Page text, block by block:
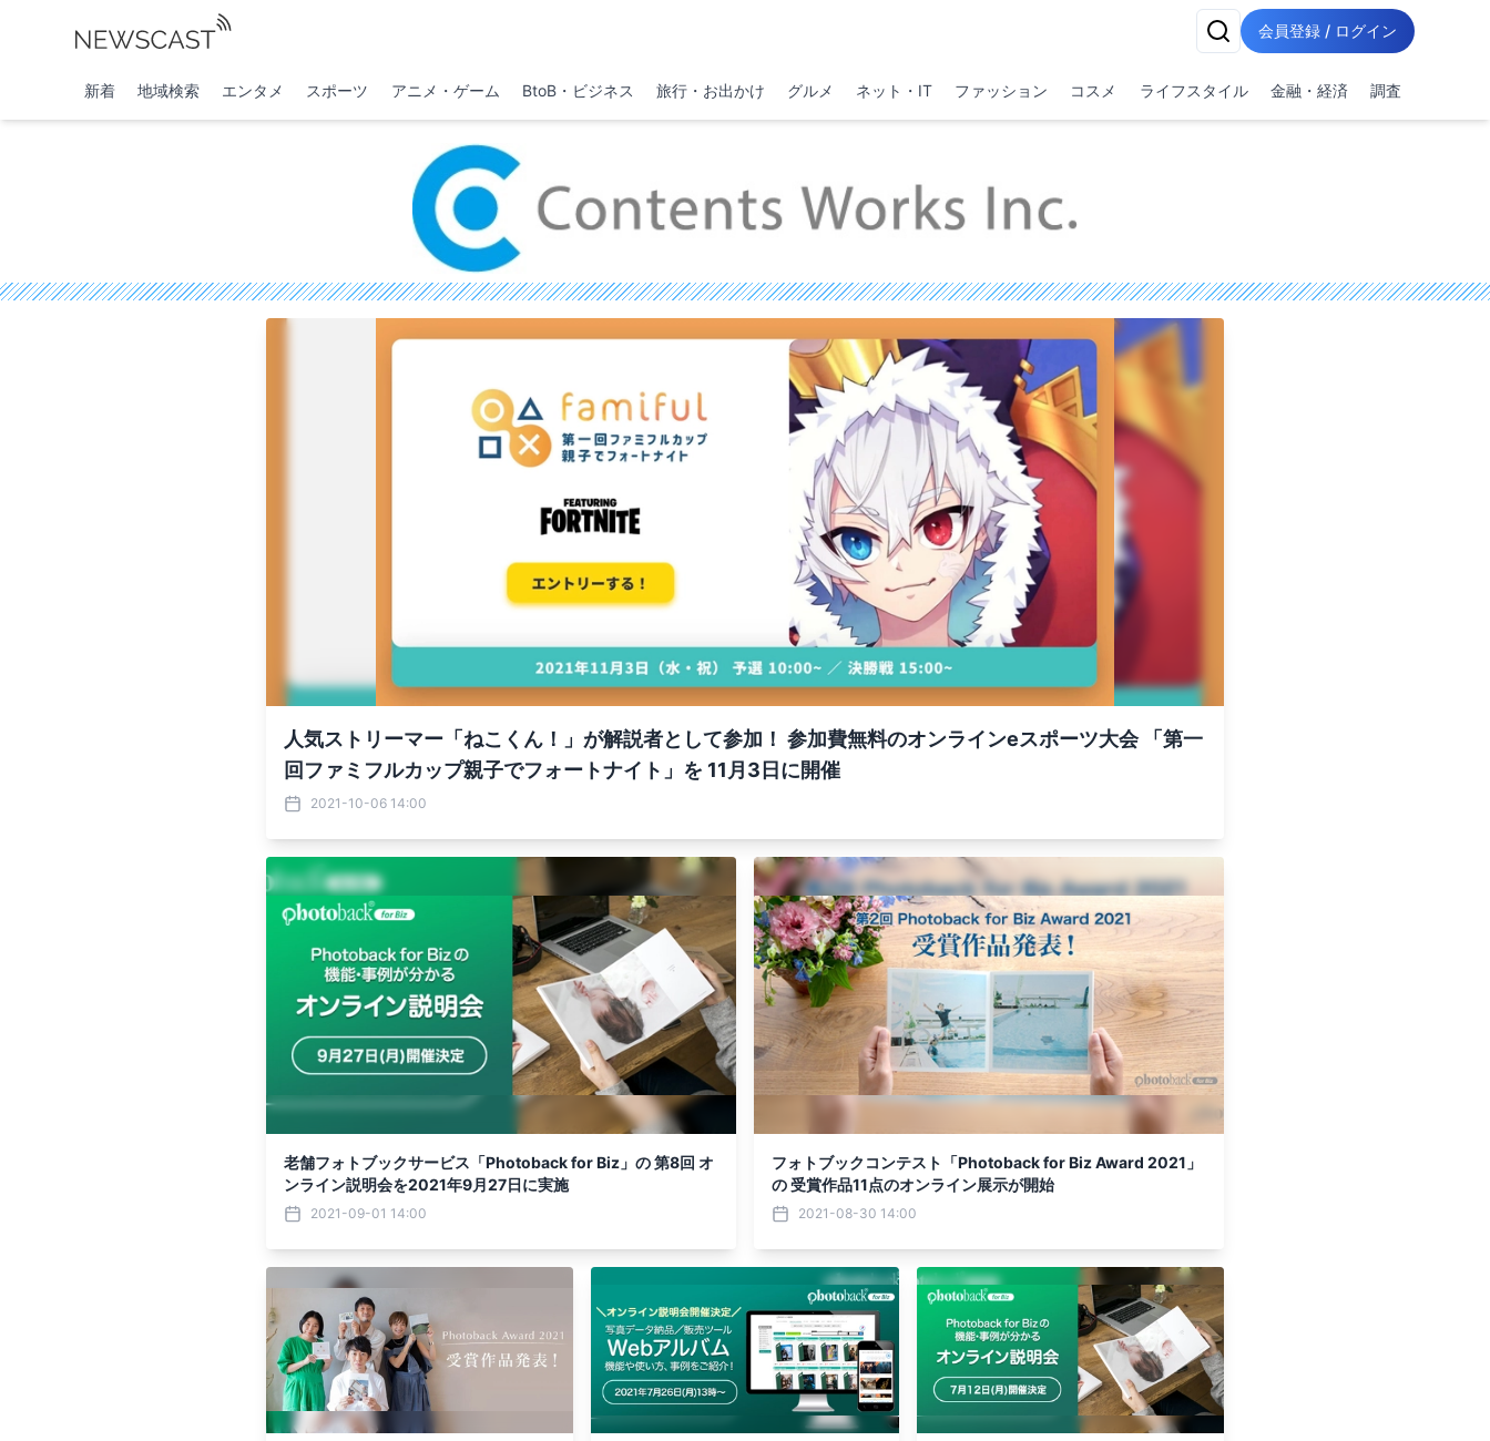
会員登録 / ログイン
新着 地域検索 エンタメ スポーツ アニメ・ゲーム BtoB・ビジネス 旅行・お出かけ グルメ ネット・IT ファッション コスメ ライフスタイル 金融・経済 調査
人気ストリーマー「ねこくん！」が解説者として参加！ 参加費無料のオンラインeスポーツ大会 「第一
回ファミフルカップ親子でフォートナイト」を 11月3日に開催
2021-10-06 14:00
老舗フォトブックサービス「Photoback for Biz」の 第8回 オ
ンライン説明会を2021年9月27日に実施
2021-09-01 14:00
フォトブックコンテスト「Photoback for Biz Award 2021」
の 受賞作品11点のオンライン展示が開始
2021-08-30 14:00